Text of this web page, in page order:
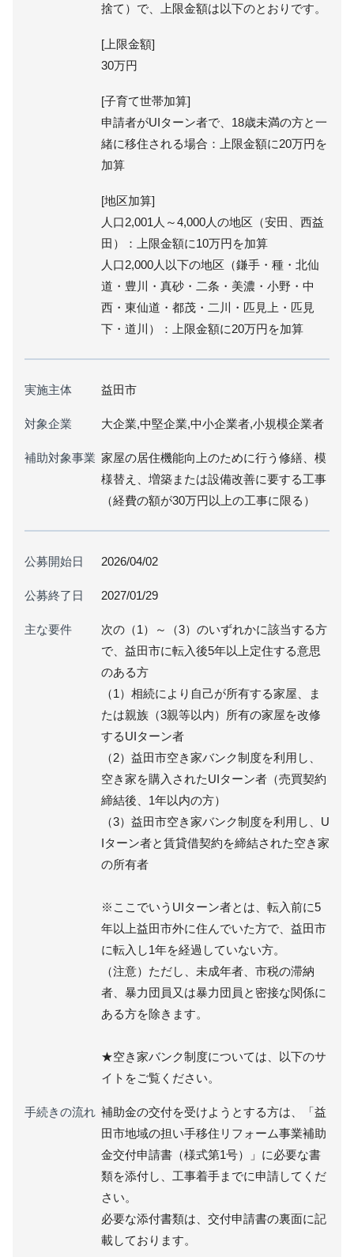
捨て）で、上限金額は以下のとおりです。
[上限金額]
30万円
[子育て世帯加算]
申請者がUIターン者で、18歳未満の方と一
緒に移住される場合：上限金額に20万円を
加算
[地区加算]
人口2,001人～4,000人の地区（安田、西益
田）：上限金額に10万円を加算
人口2,000人以下の地区（鎌手・種・北仙
道・豊川・真砂・二条・美濃・小野・中
西・東仙道・都茂・二川・匹見上・匹見
下・道川）：上限金額に20万円を加算
実施主体 益田市
対象企業 大企業,中堅企業,中小企業者,小規模企業者
補助対象事業 家屋の居住機能向上のために行う修繕、模
様替え、増築または設備改善に要する工事
（経費の額が30万円以上の工事に限る）
公募開始日 2026/04/02
公募終了日 2027/01/29
主な要件
次の（1）～（3）のいずれかに該当する方
で、益田市に転入後5年以上定住する意思
のある方
（1）相続により自己が所有する家屋、ま
たは親族（3親等以内）所有の家屋を改修
するUIターン者
（2）益田市空き家バンク制度を利用し、
空き家を購入されたUIターン者（売買契約
締結後、1年以内の方）
（3）益田市空き家バンク制度を利用し、U
Iターン者と賃貸借契約を締結された空き家
の所有者
※ここでいうUIターン者とは、転入前に5
年以上益田市外に住んでいた方で、益田市
に転入し1年を経過していない方。
（注意）ただし、未成年者、市税の滞納
者、暴力団員又は暴力団員と密接な関係に
ある方を除きます。
★空き家バンク制度については、以下のサ
イトをご覧ください。
手続きの流れ 補助金の交付を受けようとする方は、「益
田市地域の担い手移住リフォーム事業補助
金交付申請書（様式第1号）」に必要な書
類を添付し、工事着手までに申請してくだ
さい。
必要な添付書類は、交付申請書の裏面に記
載しております。